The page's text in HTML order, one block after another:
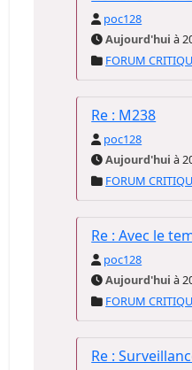
poc128
Aujourd'hui à
FORUM
Re : M238
poc128
Aujourd'hui à
FORUM
Re : Avec le
poc128
Aujourd'hui à
FORUM
Re :